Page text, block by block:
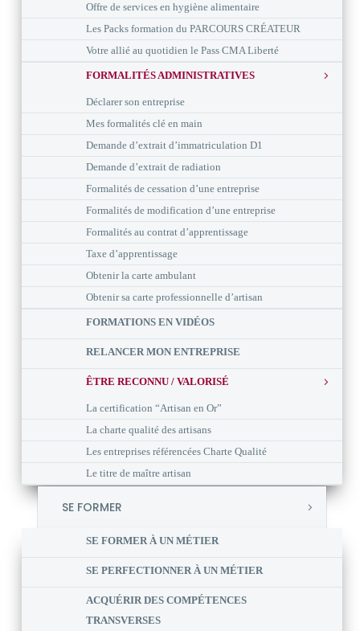
Offre de services en hygiène alimentaire
Les Packs formation du PARCOURS CRÉATEUR
Votre allié au quotidien le Pass CMA Liberté
FORMALITÉS ADMINISTRATIVES
Déclarer son entreprise
Mes formalités clé en main
Demande d’extrait d’immatriculation D1
Demande d’extrait de radiation
Formalités de cessation d’une entreprise
Formalités de modification d’une entreprise
Formalités au contrat d’apprentissage
Taxe d’apprentissage
Obtenir la carte ambulant
Obtenir sa carte professionnelle d’artisan
FORMATIONS EN VIDÉOS
RELANCER MON ENTREPRISE
ÊTRE RECONNU / VALORISÉ
La certification “Artisan en Or”
La charte qualité des artisans
Les entreprises référencées Charte Qualité
Le titre de maître artisan
SE FORMER
SE FORMER À UN MÉTIER
SE PERFECTIONNER À UN MÉTIER
ACQUÉRIR DES COMPÉTENCES
TRANSVERSES